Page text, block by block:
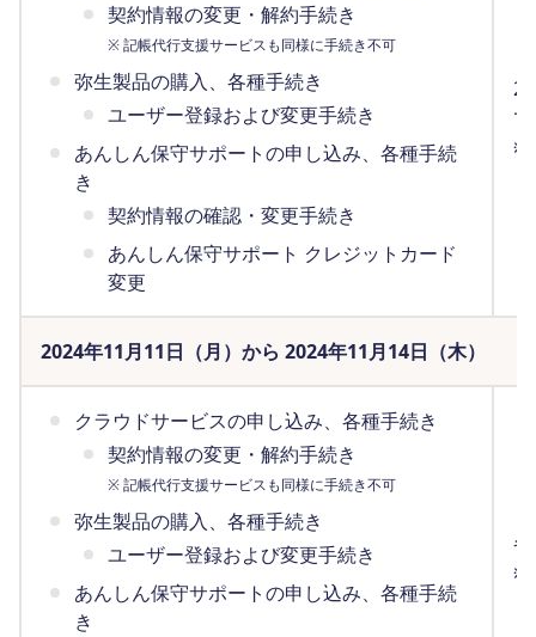
契約情報の変更・解約手続き
※ 記帳代行支援サービスも同様に手続き不可
弥生製品の購入、各種手続き
ユーザー登録および変更手続き
あんしん保守サポートの申し込み、各種手続
き
契約情報の確認・変更手続き
あんしん保守サポート クレジットカード
変更
で
※
2024年11月11日（月）から 2024年11月14日（木）
クラウドサービスの申し込み、各種手続き
契約情報の変更・解約手続き
※ 記帳代行支援サービスも同様に手続き不可
弥生製品の購入、各種手続き
ユーザー登録および変更手続き
あんしん保守サポートの申し込み、各種手続
き
※